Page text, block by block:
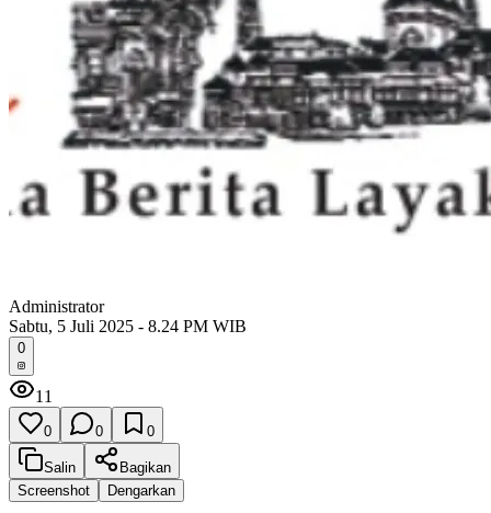
Administrator
Sabtu, 5 Juli 2025 - 8.24 PM WIB
0
11
0 0 0
Salin
Bagikan
Screenshot
Dengarkan